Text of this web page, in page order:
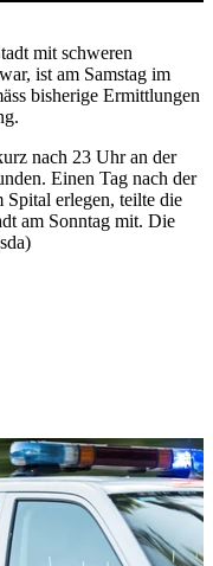
mit schweren
ist am Samstag im
bisherige Ermittlungen
nach 23 Uhr an der
Einen Tag nach der
erlegen, teilte die
am Sonntag mit. Die